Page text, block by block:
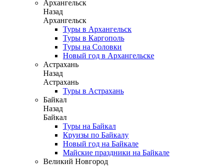
Архангельск
Назад
Архангельск
Туры в Архангельск
Туры в Каргополь
Туры на Соловки
Новый год в Архангельске
Астрахань
Назад
Астрахань
Туры в Астрахань
Байкал
Назад
Байкал
Туры на Байкал
Круизы по Байкалу
Новый год на Байкале
Майские праздники на Байкале
Великий Новгород